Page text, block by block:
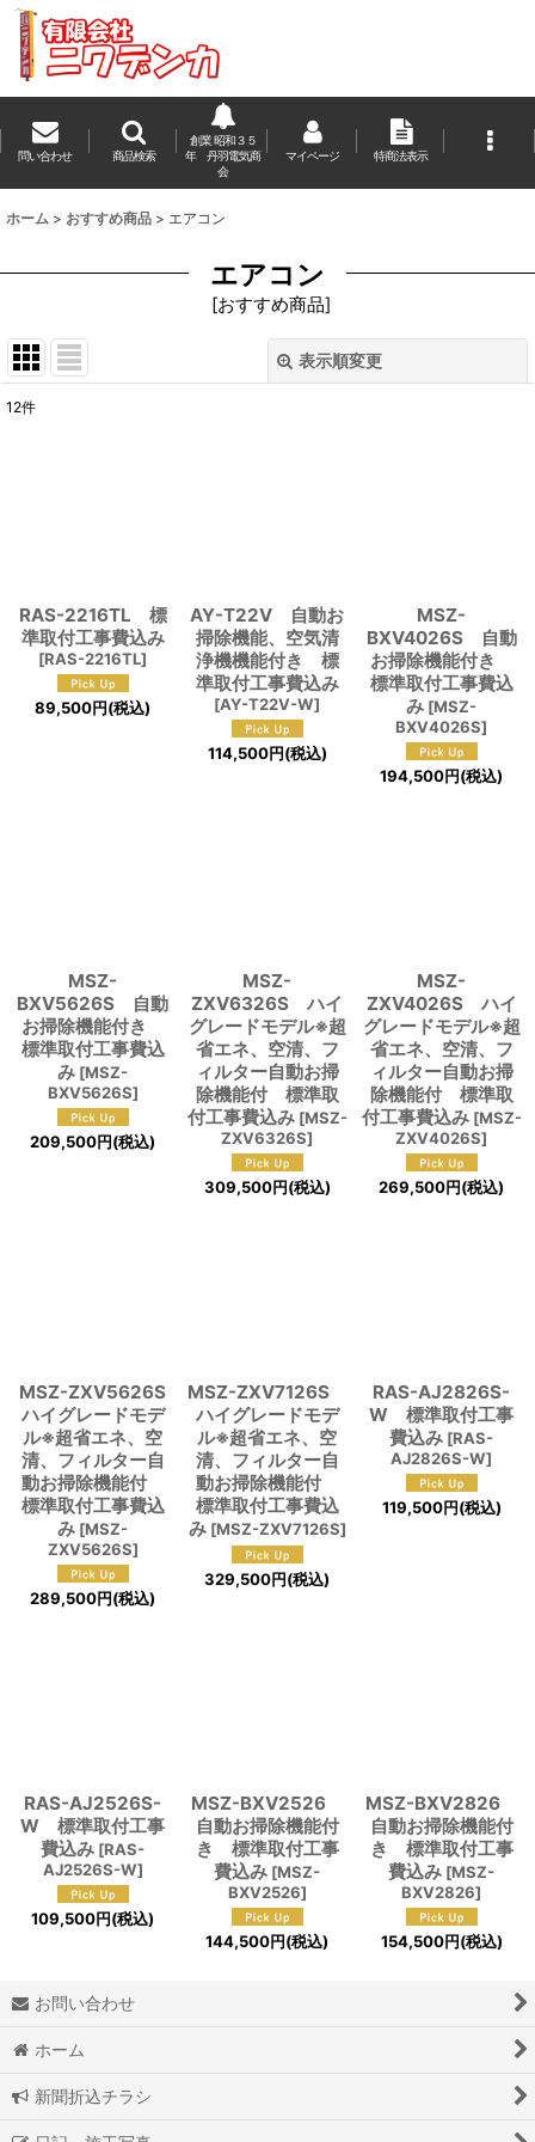
問い合わせ 商品検索
創業 昭和３５
年 丹羽電気商
会
マイページ 特商法表示
ホーム > おすすめ商品 > エアコン
エアコン
[おすすめ商品]
表示順変更
12件
RAS-2216TL 標
準取付工事費込み
[RAS-2216TL]
89,500円(税込)
AY-T22V 自動お
掃除機能、空気清
浄機機能付き 標
準取付工事費込み
[AY-T22V-W]
114,500円(税込)
MSZ-
BXV4026S 自動
お掃除機能付き
標準取付工事費込
み [MSZ-
BXV4026S]
194,500円(税込)
MSZ-
BXV5626S 自動
お掃除機能付き
標準取付工事費込
み [MSZ-
BXV5626S]
209,500円(税込)
MSZ-
ZXV6326S ハイ
グレードモデル※超
省エネ、空清、フ
ィルター自動お掃
除機能付 標準取
付工事費込み [MSZ-
ZXV6326S]
309,500円(税込)
MSZ-
ZXV4026S ハイ
グレードモデル※超
省エネ、空清、フ
ィルター自動お掃
除機能付 標準取
付工事費込み [MSZ-
ZXV4026S]
269,500円(税込)
MSZ-ZXV5626S
ハイグレードモデ
ル※超省エネ、空
清、フィルター自
動お掃除機能付
標準取付工事費込
み [MSZ-
ZXV5626S]
289,500円(税込)
MSZ-ZXV7126S
ハイグレードモデ
ル※超省エネ、空
清、フィルター自
動お掃除機能付
標準取付工事費込
み [MSZ-ZXV7126S]
329,500円(税込)
RAS-AJ2826S-
W 標準取付工事
費込み [RAS-
AJ2826S-W]
119,500円(税込)
RAS-AJ2526S-
W 標準取付工事
費込み [RAS-
AJ2526S-W]
109,500円(税込)
MSZ-BXV2526
自動お掃除機能付
き 標準取付工事
費込み [MSZ-
BXV2526]
144,500円(税込)
MSZ-BXV2826
自動お掃除機能付
き 標準取付工事
費込み [MSZ-
BXV2826]
154,500円(税込)
お問い合わせ
ホーム
新聞折込チラシ